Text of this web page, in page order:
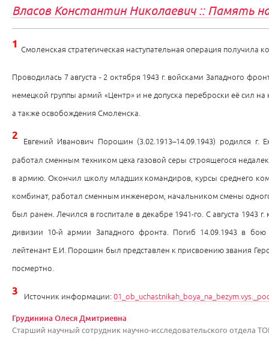
Власов Константин Николаевич :: Память
1 Смоленская стратегическая наступательная операция получила
Проводилась 7 августа - 2 октября 1943 г. войсками Западного
немецкой группы армий «Центр» и не допуска переброски её сил
а также освобождения Смоленска.
2
Евгений Иванович Порошин (3.02.1913–14.09.1943) родился г.
работал сменным техником цеха газовой серы строящегося
в армию. Окончил школу младших командиров, курсы среднего
комбинат, работал сменным инженером, начальником смены
был ранен. Лечился в госпитале в декабре 1941-го. С августа 1943
дивизии 10-й армии Западного фронта. Погиб 14.09.1943 в
лейтенант Е.И. Порошин был представлен к присвоению звания
посмертно.
3 Источник информации:
Грудинина Олеся Дмитриевна
Старший научный сотрудник научно-исследовательского отдела